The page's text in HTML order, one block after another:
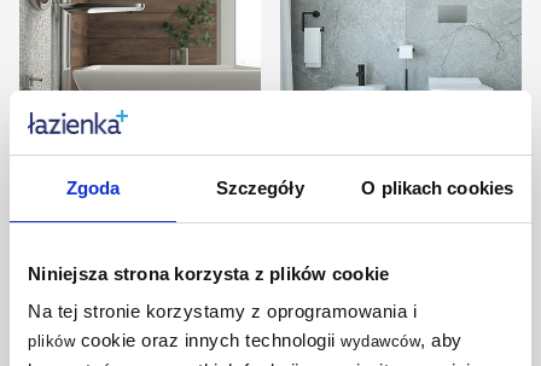
Zgoda Szczegóły O plikach cookies
Niniejsza strona korzysta z plików cookie
Na tej stronie korzystamy z oprogramowania i
plikówcookie oraz innych technologii wydawców, aby
Umywalka o
Szarość i kamień w
łazience